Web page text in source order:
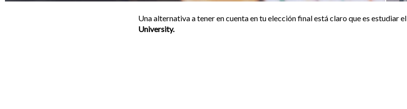
Una alternativa a tener en cuenta en tu elección final está claro que es estudiar el
University.